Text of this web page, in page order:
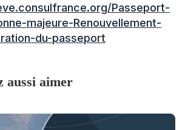
Passeport-
majeure-Renouvellement-
du-passeport
aussi aimer